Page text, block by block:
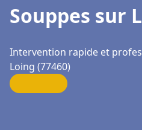
Souppes sur
Intervention rapide et
Loing (77460)